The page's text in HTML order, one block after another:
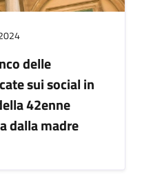
delle
sui social in
42enne
dalla madre